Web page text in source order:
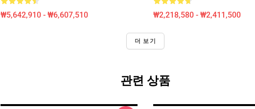
₩5,642,910 - ₩6,607,510 ₩2,218,580 - ₩2,411,500
더 보기
관련 상품